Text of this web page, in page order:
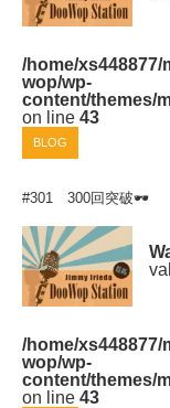
/home/
wop/wp-
content/themes/
on line 43
BLOG
#301 300回突破🕶
/home/
wop/wp-
content/themes/
on line 43